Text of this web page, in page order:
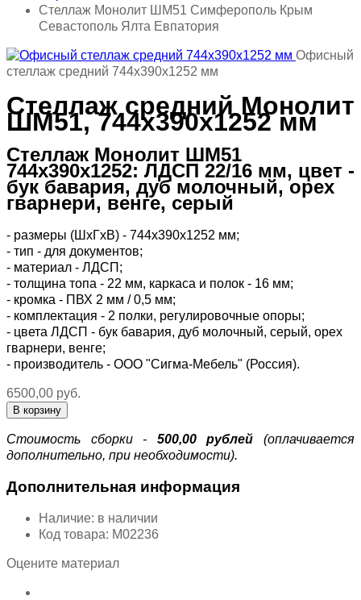
Стеллаж Монолит ШМ51 Симферополь Крым
Севастополь Ялта Евпатория
Офисный
стеллаж средний 744х390х1252 мм
Стеллаж средний Монолит
ШМ51, 744х390х1252 мм
Стеллаж Монолит ШМ51
744х390х1252: ЛДСП 22/16 мм, цвет -
бук бавария, дуб молочный, орех
гварнери, венге, серый
- размеры (ШхГхВ) - 744х390х1252 мм;
- тип - для документов;
- материал - ЛДСП;
- толщина топа - 22 мм, каркаса и полок - 16 мм;
- кромка - ПВХ 2 мм / 0,5 мм;
- комплектация - 2 полки, регулировочные опоры;
- цвета ЛДСП - бук бавария, дуб молочный, серый, орех
гварнери, венге;
- производитель - ООО "Сигма-Мебель" (Россия).
6500,00 руб.
Стоимость сборки - 500,00 рублей(оплачивается
дополнительно, при необходимости).
Дополнительная информация
Наличие: в наличии
Код товара: М02236
Оцените материал